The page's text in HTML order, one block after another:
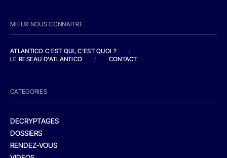
MIEUX NOUS CONNAITRE
ATLANTICO C'EST QUI, C'EST QUOI ?
/
LE RESEAU D'ATLANTICO
/ CONTACT
CATEGORIES
DECRYPTAGES
DOSSIERS
RENDEZ-VOUS